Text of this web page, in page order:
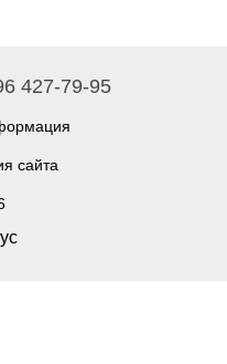
427-79-95
сайта